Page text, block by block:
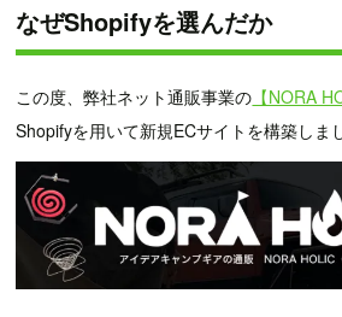
なぜShopifyを選んだか
この度、弊社ネット通販事業の 【NORA
Shopifyを用いて新規ECサイトを構築しま